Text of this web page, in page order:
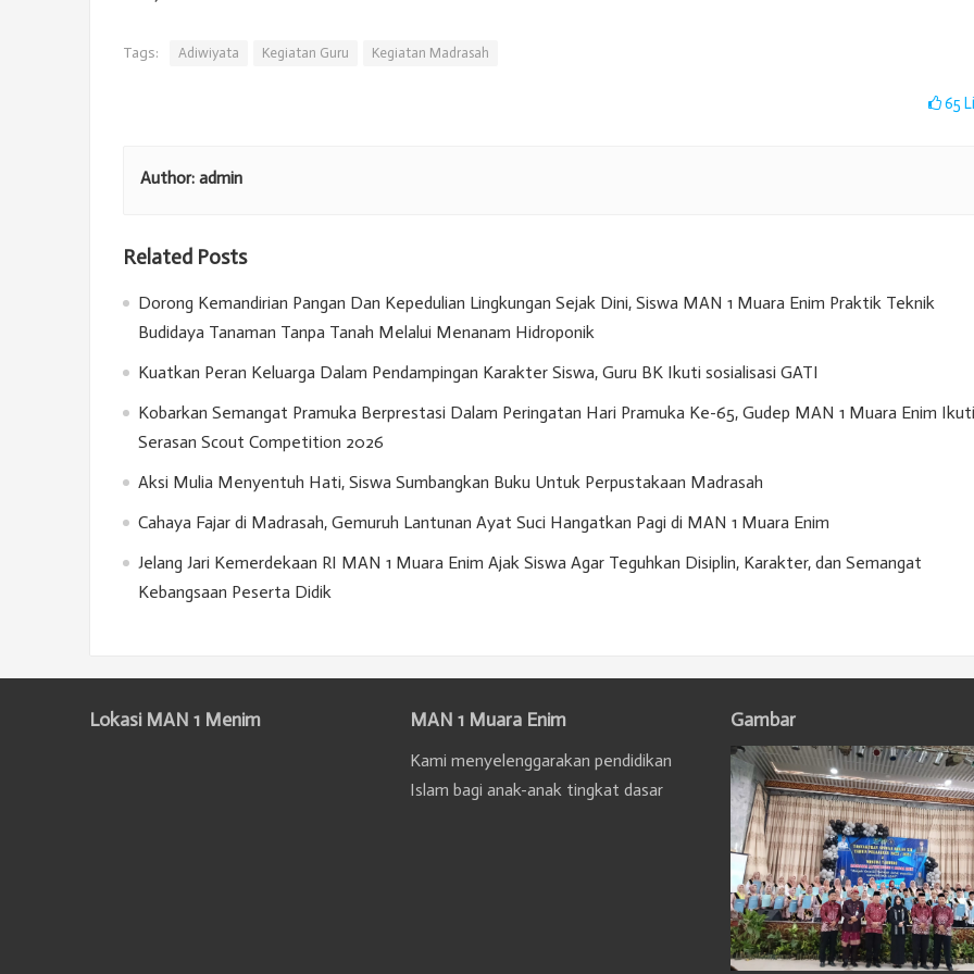
Tags: Adiwiyata Kegiatan Guru Kegiatan Madrasah
65
Author: admin
Related Posts
Dorong Kemandirian Pangan Dan Kepedulian Lingkungan Sejak Dini, Siswa MAN 1 Muara Enim Praktik Teknik
Budidaya Tanaman Tanpa Tanah Melalui Menanam Hidroponik
Kuatkan Peran Keluarga Dalam Pendampingan Karakter Siswa, Guru BK Ikuti sosialisasi GATI
Kobarkan Semangat Pramuka Berprestasi Dalam Peringatan Hari Pramuka Ke-65, Gudep MAN 1 Muara Enim Ikuti
Serasan Scout Competition 2026
Aksi Mulia Menyentuh Hati, Siswa Sumbangkan Buku Untuk Perpustakaan Madrasah
Cahaya Fajar di Madrasah, Gemuruh Lantunan Ayat Suci Hangatkan Pagi di MAN 1 Muara Enim
Jelang Jari Kemerdekaan RI MAN 1 Muara Enim Ajak Siswa Agar Teguhkan Disiplin, Karakter, dan Semangat
Kebangsaan Peserta Didik
Lokasi MAN 1 Menim MAN 1 Muara Enim
Kami menyelenggarakan pendidikan
Islam bagi anak-anak tingkat dasar
Gambar